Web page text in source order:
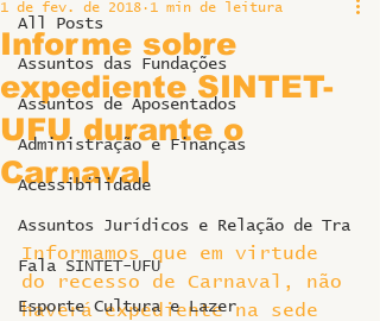
All Posts
Assuntos das Fundações
Assuntos de Aposentados
Administração e Finanças
Acessibilidade
Assuntos Jurídicos e Relação de Tra
Fala SINTET-UFU
Esporte Cultura e Lazer
Informe sobre
expediente SINTET-
UFU durante o
Carnaval
1 de fev. de 2018 1 min de leitura
Informamos que em virtude
do recesso de Carnaval, não
haverá expediente na sede